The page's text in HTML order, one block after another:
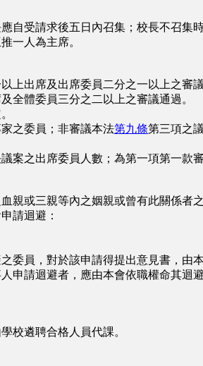
受請求後五日內召集；校長不召集時
一人為主席。
出席及出席委員二分之一以上之審議
體委員三分之二以上之審議通過。
之委員；非審議本法第九條第三項之
之出席委員人數；為第一項第一款
或三親等內之姻親或曾有此關係者之
請迴避：
員，對於該申請得提出意見書，由本
請迴避者，應由本會依職權命其迴避
遴聘合格人員代課。